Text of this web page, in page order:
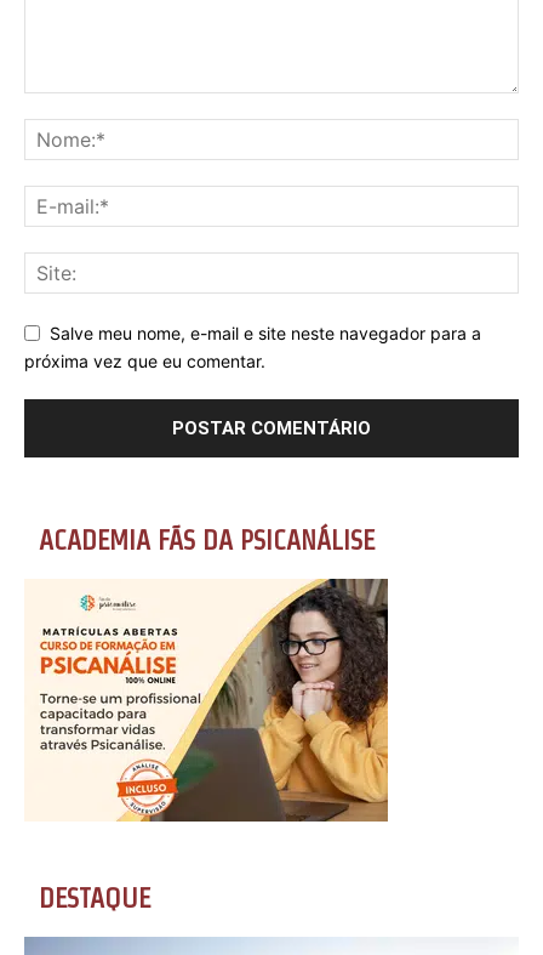
Salve meu nome, e-mail e site neste navegador para a
próxima vez que eu comentar.
ACADEMIA FÃS DA PSICANÁLISE
DESTAQUE